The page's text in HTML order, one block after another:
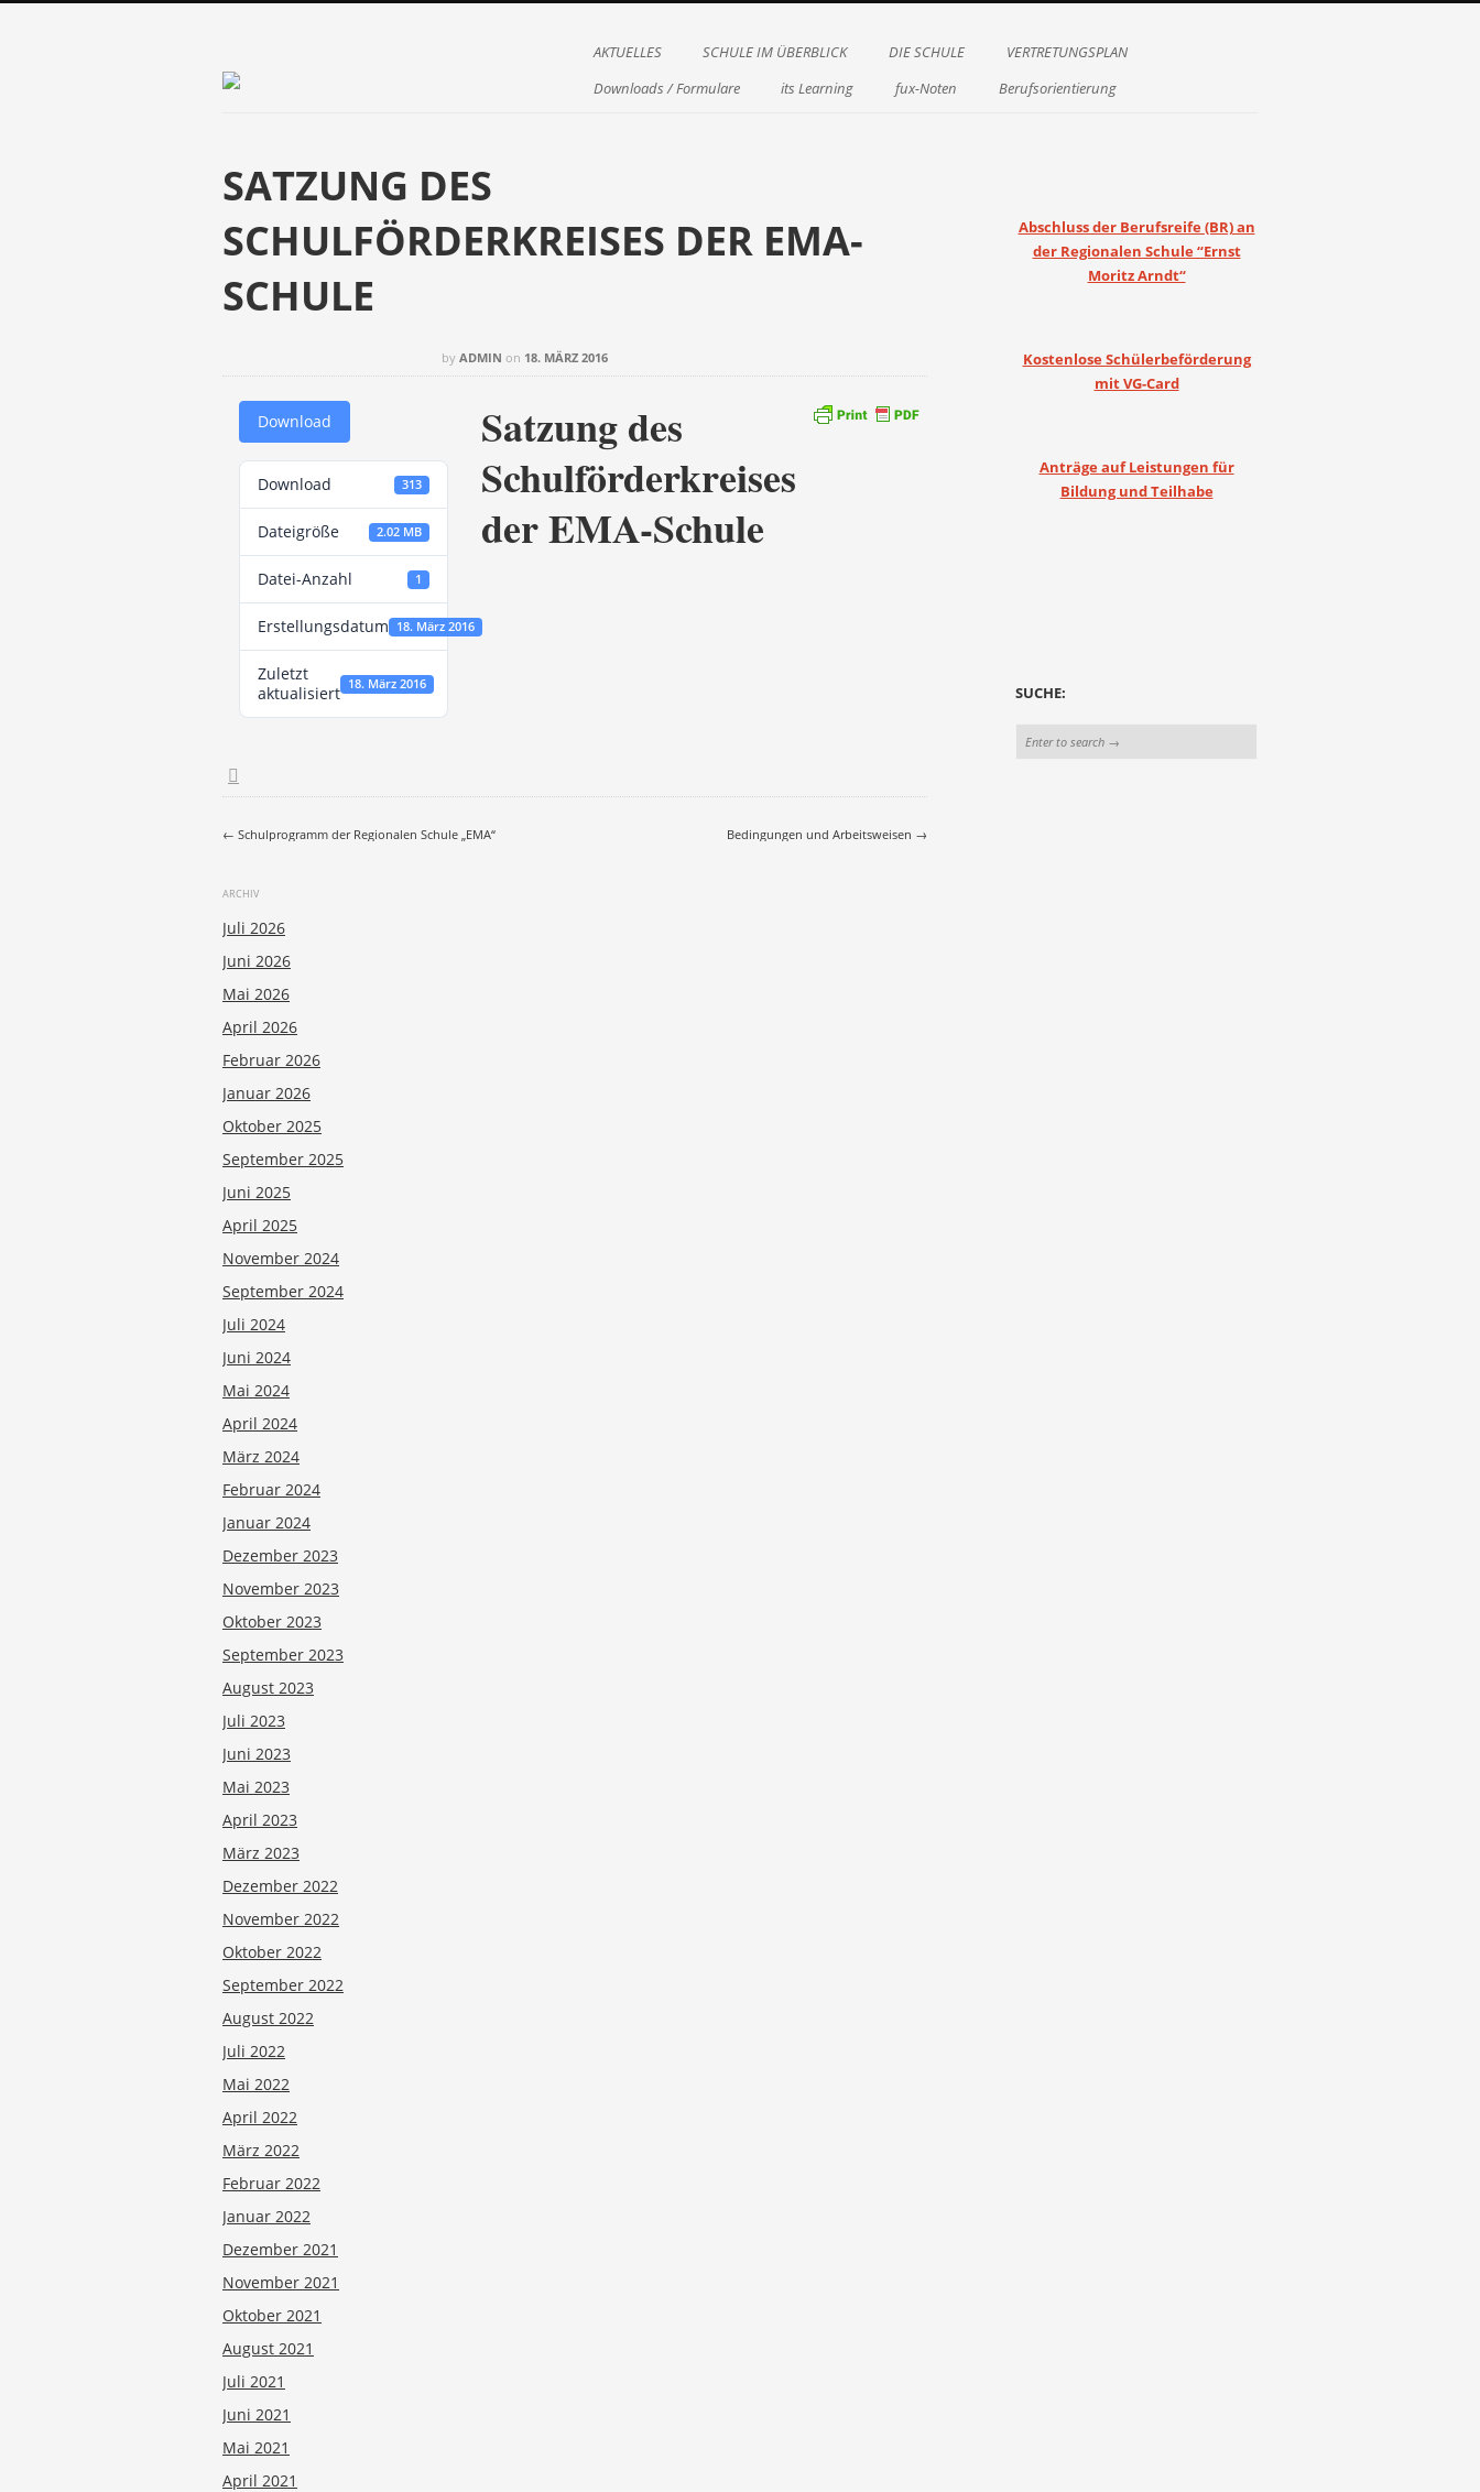
Menu
Skip to content
AKTUELLES SCHULE IM ÜBERBLICK DIE SCHULE
VERTRETUNGSPLAN
Downloads / Formulare
its Learning fux-Noten Berufsorientierung
SATZUNG DES
SCHULFÖRDERKREISES DER EMA-
SCHULE
by ADMIN on 18. MÄRZ 2016
Download
Download 313
Dateigröße 2.02 MB
Datei-Anzahl 1
Erstellungsdatum 18. März 2016
Zuletzt
aktualisiert 18. März 2016
Satzung des
Schulförderkreises
der EMA-Schule
Post navigation
← Schulprogramm der Regionalen Schule „EMA“ Bedingungen und Arbeitsweisen →
ARCHIV
Juli 2026
Juni 2026
Mai 2026
April 2026
Februar 2026
Januar 2026
Oktober 2025
September 2025
Juni 2025
April 2025
November 2024
September 2024
Juli 2024
Juni 2024
Mai 2024
April 2024
März 2024
Februar 2024
Januar 2024
Dezember 2023
November 2023
Oktober 2023
September 2023
August 2023
Juli 2023
Juni 2023
Mai 2023
April 2023
März 2023
Dezember 2022
November 2022
Oktober 2022
September 2022
August 2022
Juli 2022
Mai 2022
April 2022
März 2022
Februar 2022
Januar 2022
Dezember 2021
November 2021
Oktober 2021
August 2021
Juli 2021
Juni 2021
Mai 2021
April 2021
Abschluss der Berufsreife (BR) an
der Regionalen Schule “Ernst
Moritz Arndt“
Kostenlose Schülerbeförderung
mit VG-Card
Anträge auf Leistungen für
Bildung und Teilhabe
SUCHE: